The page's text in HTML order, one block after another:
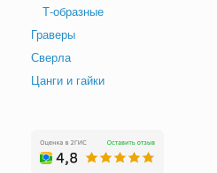
Т-образные
Граверы
Сверла
Цанги и гайки